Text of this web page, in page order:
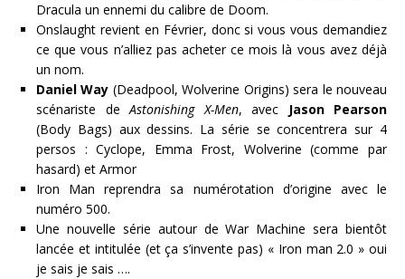
Dracula un ennemi du calibre de Doom.
Onslaught revient en Février, donc si vous vous demandiez
ce que vous n’alliez pas acheter ce mois là vous avez déjà
un nom.
Daniel Way (Deadpool, Wolverine Origins) sera le nouveau
scénariste deAstonishing X-Men, avec
Jason Pearson
(Body Bags) aux dessins. La série se concentrera sur 4
persos : Cyclope, Emma Frost, Wolverine (comme par
hasard) et Armor
Iron Man reprendra sa numérotation d’origine avec le
numéro 500.
Une nouvelle série autour de War Machine sera bientôt
lancée et intitulée (et ça s’invente pas) « Iron man 2.0 » oui
je sais je sais ….